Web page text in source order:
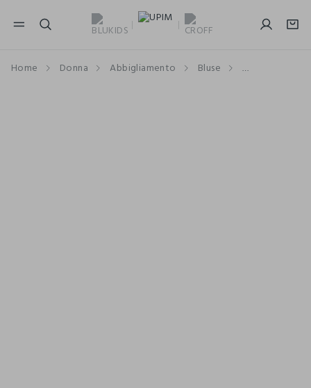
NAVIGATION.ARIA.GOTOMAINCONTENT
Home Donna Abbigliamento Bluse Con Fantasia